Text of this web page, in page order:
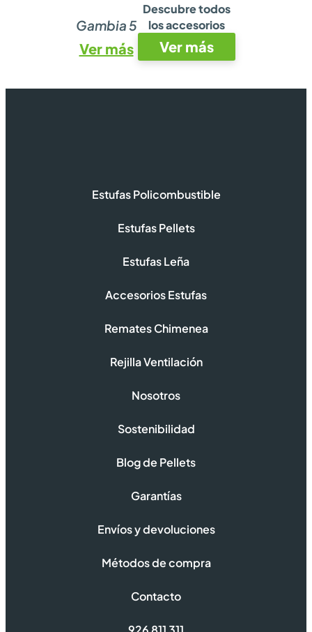
Gambia 5
Ver más
Descubre todos
los accesorios
Ver más
Estufas Policombustible
Estufas Pellets
Estufas Leña
Accesorios Estufas
Remates Chimenea
Rejilla Ventilación
Nosotros
Sostenibilidad
Blog de Pellets
Garantías
Envíos y devoluciones
Métodos de compra
Contacto